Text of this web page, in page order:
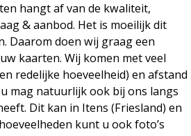
hangt af van de kwaliteit,
& aanbod. Het is moeilijk dit
Daarom doen wij graag een
kaarten. Wij komen met veel
redelijke hoeveelheid) en afstand
mag natuurlijk ook bij ons langs
Dit kan in Itens (Friesland) en
kunt u ook foto’s